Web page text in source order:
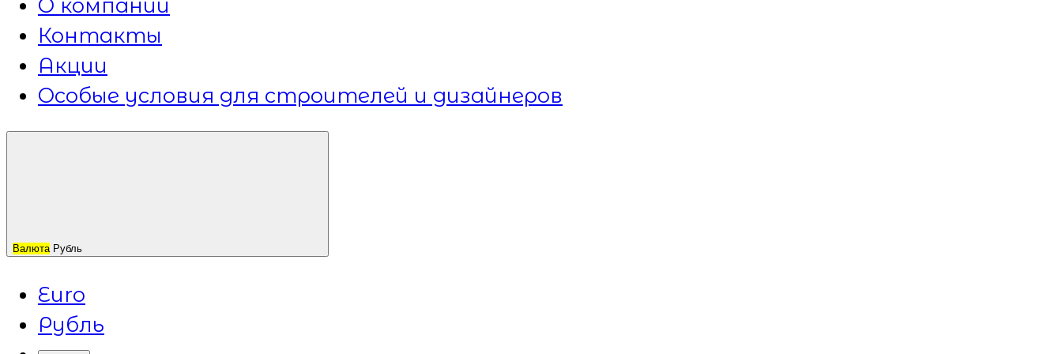
О компании
Контакты
Акции
Особые условия для строителей и дизайнеров
Валюта Рубль
Euro
Рубль